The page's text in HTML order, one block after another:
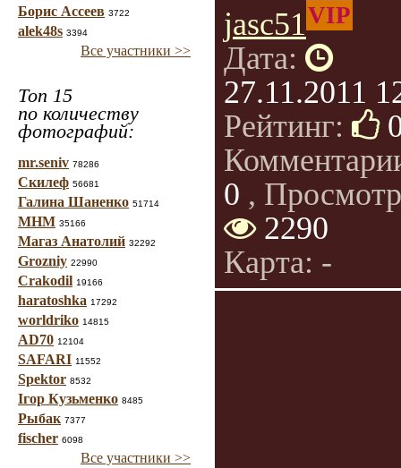
Борис Ассеев 3722
alek48s 3394
Все участники >>
Топ 15
по количеству
фотографий:
mr.seniv 78286
Скилеф 56681
Галина Шаненко 51714
МНМ 35166
Магаз Анатолий 32292
Grozniy 22990
Crakodil 19166
haratoshka 17292
worldriko 14815
AD70 12104
SAFARI 11552
Spektor 8532
Ігор Кузьменко 8485
Рыбак 7377
fischer 6098
Все участники >>
jasc51VIP
Дата:
27.11.2011
Рейтинг:
0 ,
2290
Карта: -